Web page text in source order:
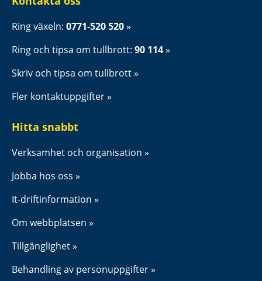
Ring växeln: 0771-520 520
Ring och tipsa om tullbrott: 90 114
Skriv och tipsa om tullbrott
Fler kontaktuppgifter
Hitta snabbt
Verksamhet och organisation
Jobba hos oss
It-driftinformation
Om webbplatsen
Tillgänglighet
Behandling av personuppgifter